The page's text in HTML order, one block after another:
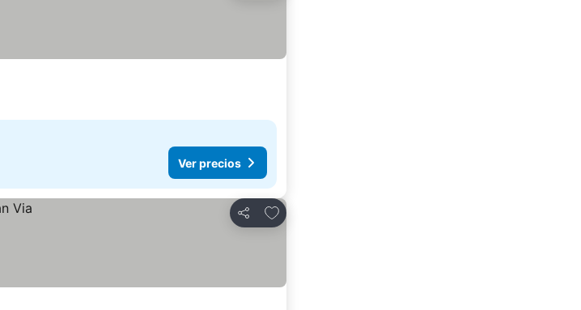
Ver precios
Compartir
Agregar a favoritos